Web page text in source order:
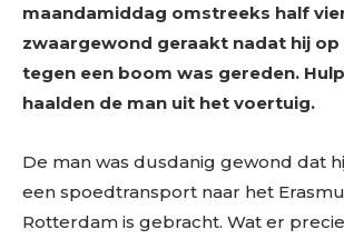
maandamiddag omstreeks half
zwaargewond geraakt nadat hij op
tegen een boom was gereden.
haalden de man uit het voertuig.
De man was dusdanig gewond dat
een spoedtransport naar het
Rotterdam is gebracht. Wat er